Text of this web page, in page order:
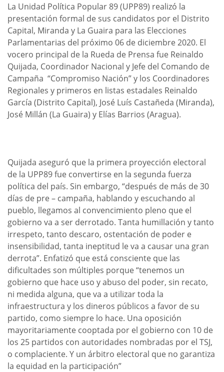
La Unidad Política Popular 89 (UPP89) realizó la
presentación formal de sus candidatos por el Distrito
Capital, Miranda y La Guaira para las Elecciones
Parlamentarias del próximo 06 de diciembre 2020. El
vocero principal de la Rueda de Prensa fue Reinaldo
Quijada, Coordinador Nacional y Jefe del Comando de
Campaña “Compromiso Nación” y los Coordinadores
Regionales y primeros en listas estadales Reinaldo
García (Distrito Capital), José Luís Castañeda (Miranda),
José Millán (La Guaira) y Elías Barrios (Aragua).
Quijada aseguró que la primera proyección electoral
de la UPP89 fue convertirse en la segunda fuerza
política del país. Sin embargo, “después de más de 30
días de pre – campaña, hablando y escuchando al
pueblo, llegamos al convencimiento pleno que el
gobierno va a ser derrotado. Tanta humillación y tanto
irrespeto, tanto descaro, ostentación de poder e
insensibilidad, tanta ineptitud le va a causar una gran
derrota”. Enfatizó que está consciente que las
dificultades son múltiples porque “tenemos un
gobierno que hace uso y abuso del poder, sin recato,
ni medida alguna, que va a utilizar toda la
infraestructura y los dineros públicos a favor de su
partido, como siempre lo hace. Una oposición
mayoritariamente cooptada por el gobierno con 10 de
los 25 partidos con autoridades nombradas por el TSJ,
o complaciente. Y un árbitro electoral que no garantiza
la equidad en la participación”